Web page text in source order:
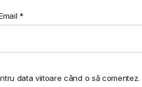
*
data viitoare când o să comentez.